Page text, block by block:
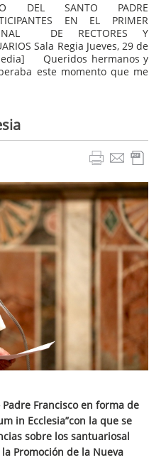
DEL SANTO PADRE
EN EL PRIMER
DE RECTORES Y
Sala Regia Jueves, 29 de
Queridos hermanos y
este momento que me
Francisco en forma de
in Ecclesia”con la que se
sobre los santuariosal
Promoción de la Nueva